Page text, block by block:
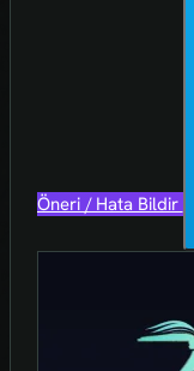
Öneri / Hata Bildir